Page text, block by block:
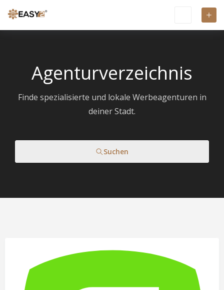
Agenturverzeichnis
Finde spezialisierte und lokale Werbeagenturen in
deiner Stadt.
Suchen